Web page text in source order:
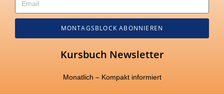
MONTAGSBLOCK ABONNIEREN
Kursbuch Newsletter
Monatlich – Kompakt informiert